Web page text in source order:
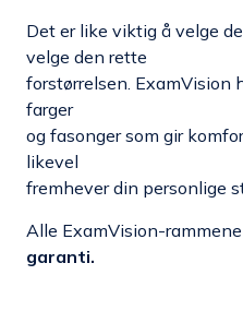
Det er like viktig å velge
velge den rette
forstørrelsen. ExamVision
farger
og fasonger som gir
likevel
fremhever din personlige
Alle ExamVision-
garanti.